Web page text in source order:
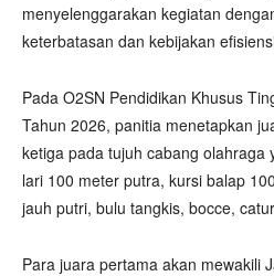
menyelenggarakan kegiatan
keterbatasan dan kebijakan
Pada O2SN Pendidikan Khusus
Tahun 2026, panitia menetapkan
ketiga pada tujuh cabang olahraga
lari 100 meter putra, kursi balap
jauh putri, bulu tangkis, bocce,
Para juara pertama akan mewakili